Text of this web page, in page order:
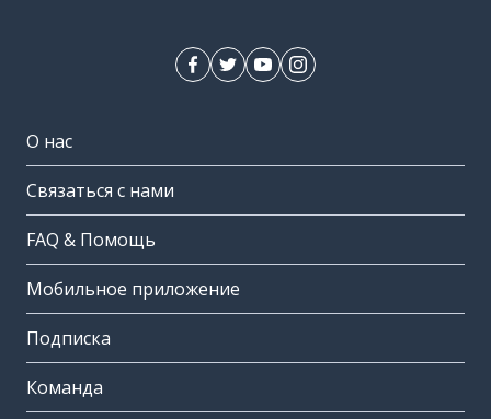
О нас
Связаться с нами
FAQ & Помощь
Мобильное приложение
Подписка
Команда